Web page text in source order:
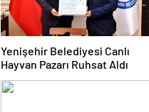
Yenişehir Belediyesi Canlı
Hayvan Pazarı Ruhsat Aldı